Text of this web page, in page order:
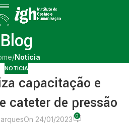
Blog
/Noticia
NOTICIA
capacitação e
cateter de pressão
On 24/01/2023 0